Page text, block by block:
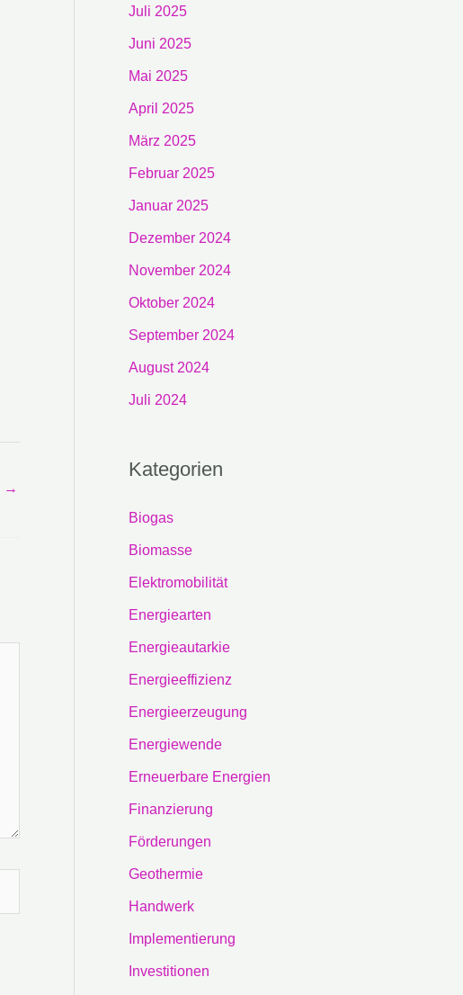
→
Juli 2025
Juni 2025
Mai 2025
April 2025
März 2025
Februar 2025
Januar 2025
Dezember 2024
November 2024
Oktober 2024
September 2024
August 2024
Juli 2024
Kategorien
Biogas
Biomasse
Elektromobilität
Energiearten
Energieautarkie
Energieeffizienz
Energieerzeugung
Energiewende
Erneuerbare Energien
Finanzierung
Förderungen
Geothermie
Handwerk
Implementierung
Investitionen